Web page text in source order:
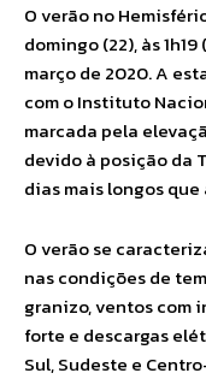
O verão no
domingo (22), às
março de 2020. A
com o Instituto
marcada pela
devido à posição da
dias mais longos
O verão se
nas condições de
granizo, ventos com
forte e descargas
Sul, Sudeste e